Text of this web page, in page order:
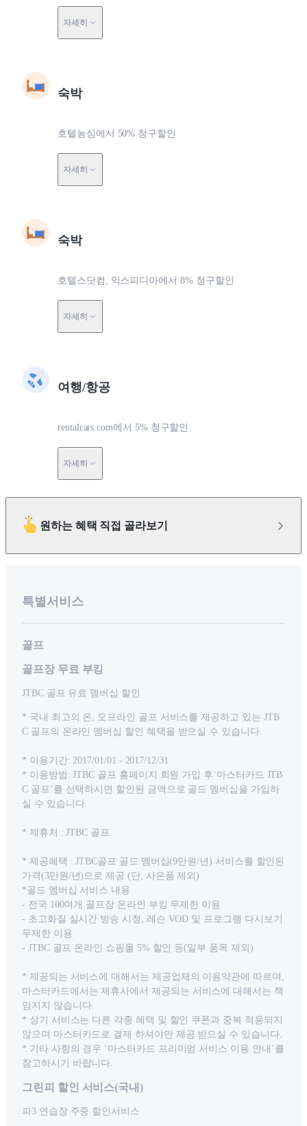
자세히
숙박
호텔농심에서 50% 청구할인
자세히
숙박
호텔스닷컴, 익스피디아에서 8% 청구할인
자세히
여행/항공
rentalcars.com에서 5% 청구할인
자세히
원하는 혜택 직접 골라보기
특별서비스
골프
골프장 무료 부킹
JTBC 골프 유료 멤버십 할인
* 국내 최고의 온, 오프라인 골프 서비스를 제공하고 있는 JTB
C 골프의 온라인 멤버십 할인 혜택을 받으실 수 있습니다.
* 이용기간: 2017/01/01 - 2017/12/31
* 이용방법: JTBC 골프 홈페이지 회원 가입 후‘마스터카드 JTB
C 골프’를 선택하시면 할인된 금액으로 골드 멤버십을 가입하
실 수 있습니다.
* 제휴처 : JTBC 골프
* 제공혜택 : JTBC골프 골드 멤버십(9만원/년) 서비스를 할인된
가격(3만원/년)으로 제공 (단, 사은품 제외)
*골드 멤버십 서비스 내용
- 전국 100여개 골프장 온라인 부킹 무제한 이용
- 초고화질 실시간 방송 시청, 레슨 VOD 및 프로그램 다시보기
무제한 이용
- JTBC 골프 온라인 쇼핑몰 5% 할인 등(일부 품목 제외)
* 제공되는 서비스에 대해서는 제공업체의 이용약관에 따르며,
마스터카드에서는 제휴사에서 제공되는 서비스에 대해서는 책
임지지 않습니다.
* 상기 서비스는 다른 각종 혜택 및 할인 쿠폰과 중복 적용되지
않으며 마스터카드로 결제 하셔야만 제공 받으실 수 있습니다.
* 기타 사항의 경우 ‘마스터카드 프리미엄 서비스 이용 안내’를
참고하시기 바랍니다.
그린피 할인 서비스(국내)
파3 연습장 주중 할인서비스